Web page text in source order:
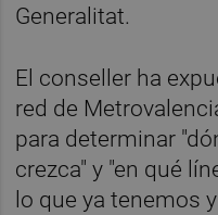
Generalitat.
El conseller ha
red de
para determinar
crezca" y "en qué
lo que ya tenemos